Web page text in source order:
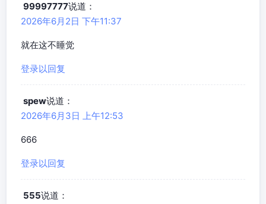
99997777说道：
2026年6月2日 下午11:37
就在这不睡觉
登录以回复
spew说道：
2026年6月3日 上午12:53
666
登录以回复
555说道：